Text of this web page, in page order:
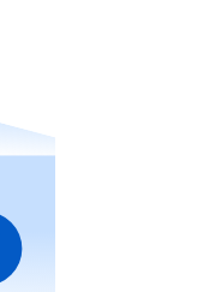
cadeaux de vos
de cartes-cadeaux